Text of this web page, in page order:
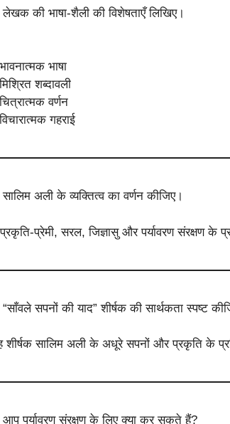
लेखक की भाषा-शैली की विशेषताएँ लिखिए।
भावनात्मक भाषा
मिश्रित शब्दावली
चित्रात्मक वर्णन
विचारात्मक गहराई
सालिम अली के व्यक्तित्व का वर्णन कीजिए।
प्रेमी, सरल, जिज्ञासु और पर्यावरण संरक्षण के
“साँवले सपनों की याद” शीर्षक की सार्थकता स्पष्ट
शीर्षक सालिम अली के अधूरे सपनों और प्रकृति के
आप पर्यावरण संरक्षण के लिए क्या कर सकते हैं?